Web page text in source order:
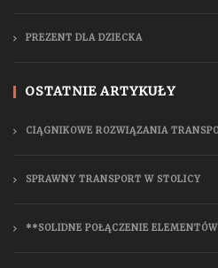
PREZENT DLA DZIECKA
OSTATNIE ARTYKUŁY
CIĄGNIKOWE ROZWIĄZANIA
SPRAWNY TRANSPORT W STOLICY
**SOLIDNE POŁĄCZENIE